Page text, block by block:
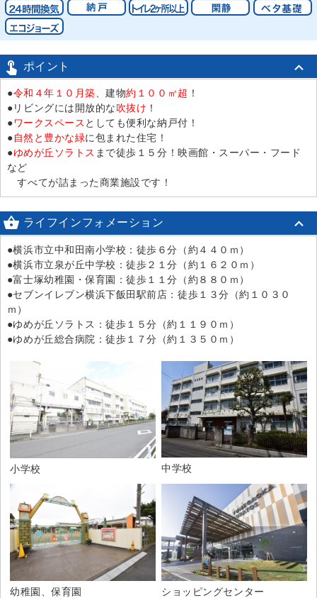
 ポイント
●令和４年１０月築 、建物約１００㎡超 ！
●リビングには開放的な吹抜け ！
●ワークスペース としても便利な納戸付！
●自然と豊かな緑に包まれた住宅！
●ゆめが丘ソラトス まで徒歩１５分！映画館・スーパー・フード
など
すべてが詰まった商業施設です！
 ライフインフォメーション
●横浜市立中和田南小学校：徒歩６分（約４４０ｍ）
●横浜市立泉が丘中学校：徒歩２１分（約１６２０ｍ）
●富士塚幼稚園・保育園：徒歩１１分（約８８０ｍ）
●セブンイレブン横浜下飯田駅前店：徒歩１３分（約１０３０
ｍ）
●ゆめが丘ソラトス：徒歩１５分（約１１９０ｍ）
●ゆめが丘総合病院：徒歩１７分（約１３５０ｍ）
小学校 中学校
幼稚園、保育園 ショッピングセンター